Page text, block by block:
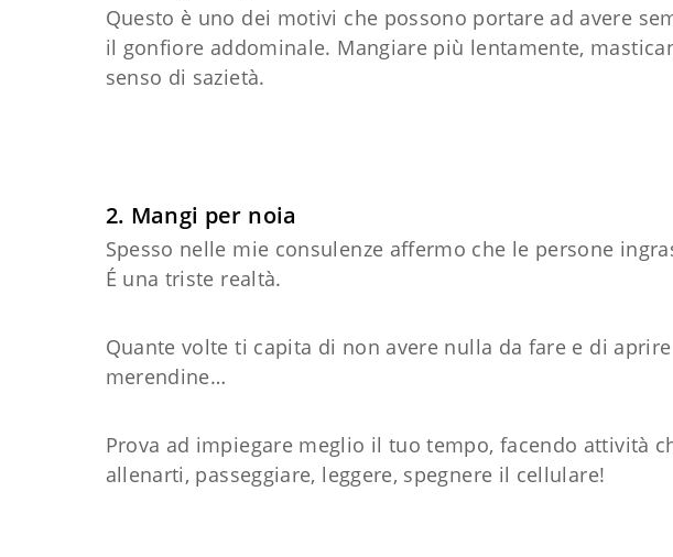
Questo è uno dei motivi che possono portare ad avere
il gonfiore addominale. Mangiare più lentamente,
senso di sazietà.
2. Mangi per noia
Spesso nelle mie consulenze affermo che le persone
É una triste realtà.
Quante volte ti capita di non avere nulla da fare e di
merendine…
Prova ad impiegare meglio il tuo tempo, facendo attività
allenarti, passeggiare, leggere, spegnere il cellulare!